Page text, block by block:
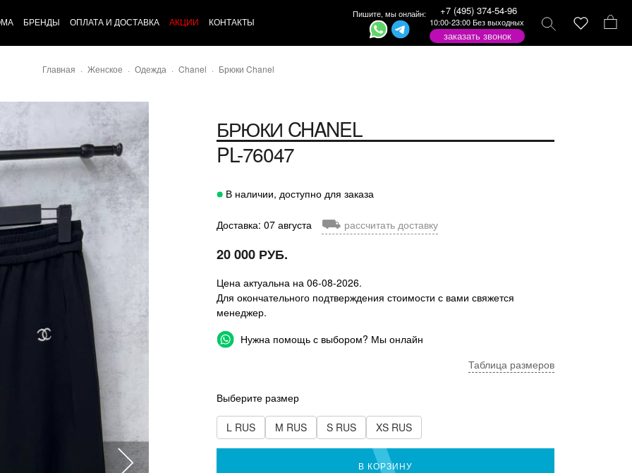
БРЕНДЫ ОПЛАТА И ДОСТАВКА АКЦИИ КОНТАКТЫ
Пишите, мы онлайн: +7 (495) 374-54-96
10:00-23:00 Без выходных
заказать звонок
Главная Женское Одежда Chanel Брюки Chanel
БРЮКИ CHANEL
PL-76047
В наличии, доступно для заказа
Доставка: 07 августа ⛟ рассчитать доставку
20 000 РУБ.
Цена актуальна на 06-08-2026.
Для окончательного подтверждения стоимости с вами свяжется
менеджер.
Нужна помощь с выбором? Мы онлайн
Таблица размеров
Выберите размер
L RUS M RUS S RUS XS RUS
В КОРЗИНУ